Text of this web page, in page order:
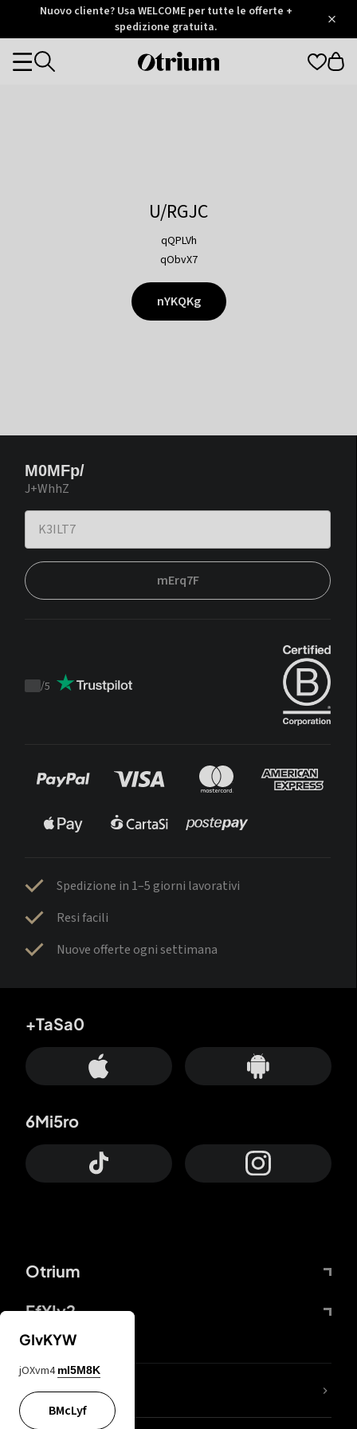
Otrium
Trustpilot
Nuovo cliente? Usa WELCOME per tutte le offerte +
spedizione gratuita.
Otrium
Categories
U/RGJC
qQPLVh
qObvX7
nYKQKg
M0MFp/
J+WhhZ
mErq7F
Trustpilot
/5
Spedizione in 1–5 giorni lavorativi
Resi facili
Nuove offerte ogni settimana
Otrium
FfYIy2
+TaSa0
6Mi5ro
Lj7sBL
GIvKYW
jOXvm4 mI5M8K
BMcLyf